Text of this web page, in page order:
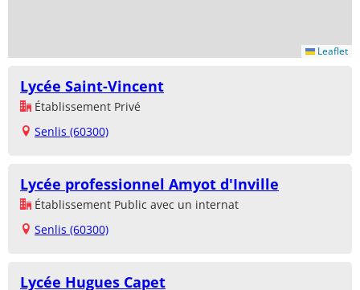
Leaflet
Lycée Saint-Vincent
Établissement Privé
Senlis (60300)
Lycée professionnel Amyot d'Inville
Établissement Public avec un internat
Senlis (60300)
Lycée Hugues Capet